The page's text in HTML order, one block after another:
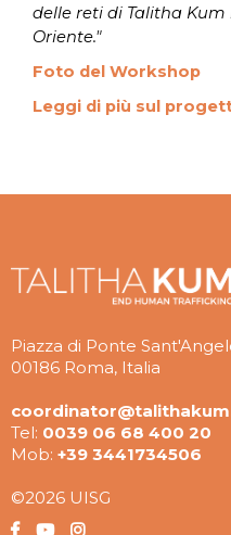
delle reti di Talitha
Oriente."
Foto del Workshop
Leggi di più sul
Piazza di Ponte
00186 Roma, Italia
Tel: 0039 06 68 400 20
Mob: +39 3441734506
©2026 UISG